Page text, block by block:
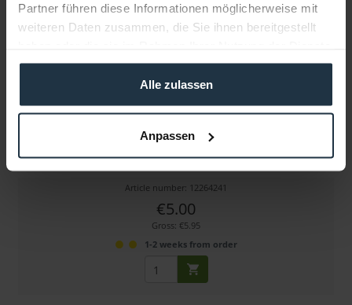
Partner führen diese Informationen möglicherweise mit
weiteren Daten zusammen, die Sie ihnen bereitgestellt
gesammelt haben.
Alle zulassen
Anpassen
Osprey BNC zu RCA Adapter
BNC zu RCA Adapter für Osprey Karten
Article number: 12264241
€5.00
Gross: €5.95
1-2 weeks from order